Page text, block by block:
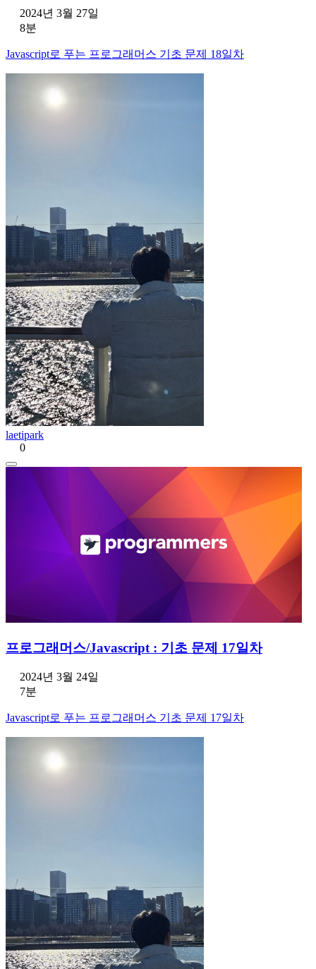
2024년 3월 27일
8분
Javascript로 푸는 프로그래머스 기초 문제 18일차
laetipark
0
프로그래머스/Javascript : 기초 문제 17일차
2024년 3월 24일
7분
Javascript로 푸는 프로그래머스 기초 문제 17일차